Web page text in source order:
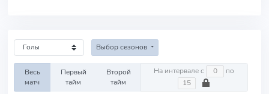
Выбор сезонов
Весь
матч
Первый
тайм
Второй
тайм
На интервале с по